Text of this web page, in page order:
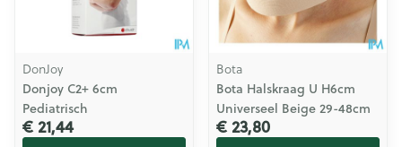
DonJoy
Donjoy C2+ 6cm
Pediatrisch
€ 21,44
Bota
Bota Halskraag U H6cm
Universeel Beige 29-48cm
€ 23,80